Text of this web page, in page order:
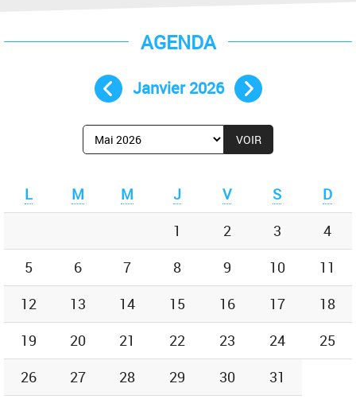
AGENDA
Mois précédent
Janvier 2026
Mois suivant
Afficher
le
de
:
L M M J V S
D
1
2 3
4
5
6 7 8 9 10
11
12
13 14 15 16 17
18
19
20 21 22 23 24
25
26
27 28 29 30 31